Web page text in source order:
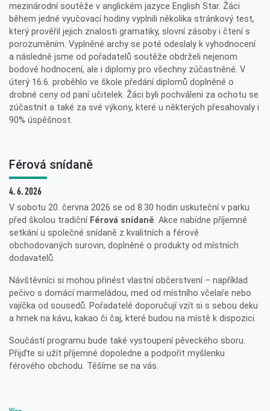
mezinárodní soutěže v anglickém jazyce English Star. Žáci
během jedné vyučovací hodiny vyplnili několika stránkový test,
který prověřil jejich znalosti gramatiky, slovní zásoby i čtení s
porozuměním. Vyplněné archy se poté odeslaly k vyhodnocení
a následně jsme od pořadatelů soutěže obdrželi nejenom
bodové hodnocení, ale i diplomy pro všechny zúčastněné. V
úterý 16.6. proběhlo ve škole předání diplomů doplněné o
drobné ceny od paní učitelek. Žáci byli pochváleni za ochotu se
zúčastnit a také za své výkony, které u některých přesahovaly i
90% úspěšnost.
Férová snídaně
4. 6. 2026
V sobotu 20. června 2026 se od 8.30 hodin uskuteční v parku
před školou tradiční Férová snídaně. Akce nabídne příjemné
setkání u společné snídaně z kvalitních a férově
obchodovaných surovin, doplněné o produkty od místních
dodavatelů.
Návštěvníci si mohou přinést vlastní občerstvení – například
pečivo s domácí marmeládou, med od místního včelaře nebo
vajíčka od sousedů. Pořadatelé doporučují vzít si s sebou deku
a hrnek na kávu, kakao či čaj, které budou na místě k dispozici.
Součástí programu bude také vystoupení pěveckého sboru.
Přijďte si užít příjemné dopoledne a podpořit myšlenku
férového obchodu. Těšíme se na vás.